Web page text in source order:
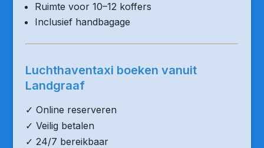
Ruimte voor 10–12 koffers
Inclusief handbagage
Luchthaventaxi boeken vanuit
Landgraaf
✓ Online reserveren
✓ Veilig betalen
✓ 24/7 bereikbaar